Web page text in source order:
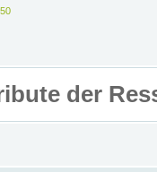
der